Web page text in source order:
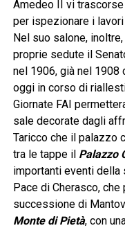
Amedeo II vi
per ispezionare i
Nel suo salone,
proprie sedute il
nel 1906, già nel 1908
oggi in corso di
Giornate FAI
sale decorate dagli
Taricco che il palazzo
tra le tappe il Palazzo
importanti eventi della
Pace di Cherasco,
successione di
Monte di Pietà, con